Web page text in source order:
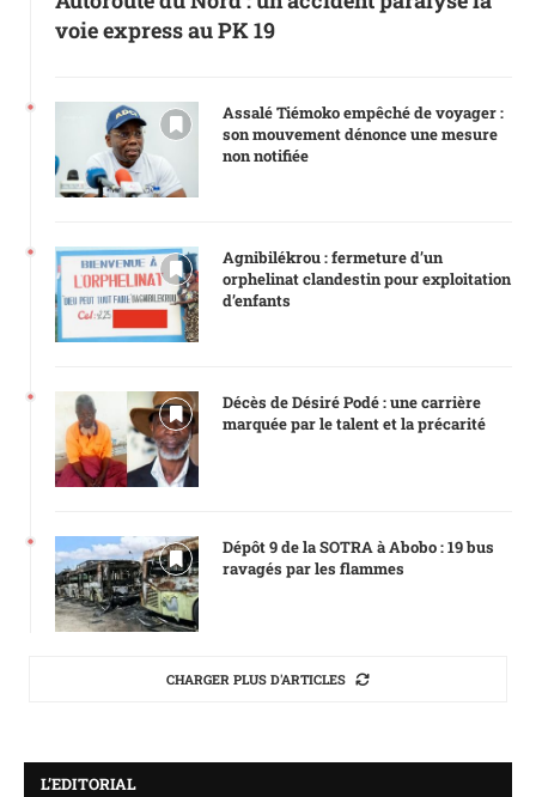
voie express au PK 19
Assalé Tiémoko empêché de voyager :
son mouvement dénonce une mesure
non notifiée
Agnibilékrou : fermeture d’un
orphelinat clandestin pour exploitation
d’enfants
Décès de Désiré Podé : une carrière
marquée par le talent et la précarité
Dépôt 9 de la SOTRA à Abobo : 19 bus
ravagés par les flammes
CHARGER PLUS D'ARTICLES
L’EDITORIAL